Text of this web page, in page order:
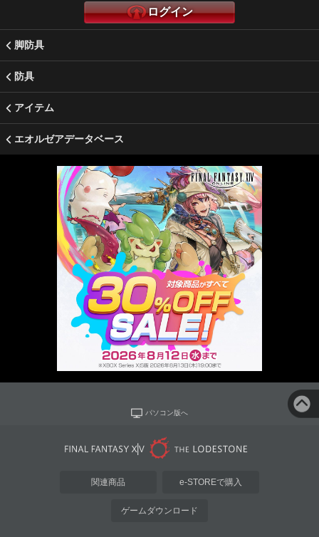
ログイン
脚防具
防具
アイテム
エオルゼアデータベース
パソコン版へ
関連商品 e-STOREで購入
ゲームダウンロード